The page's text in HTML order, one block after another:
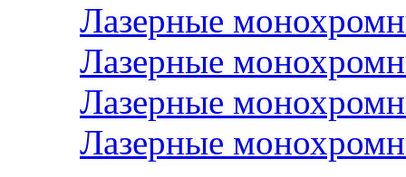
Лазерные
Лазерные
Лазерные
Лазерные